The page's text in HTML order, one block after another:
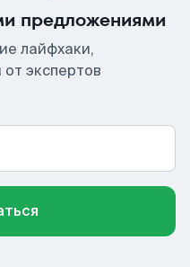
предложениями
лайфхаки,
экспертов